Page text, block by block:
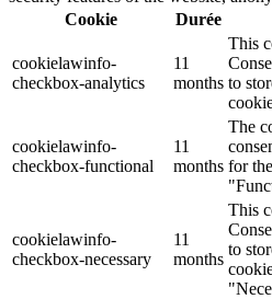
Cookie
Durée
cookielawinfo-
checkbox-analytics
11
months
This
to
cookielawinfo-
checkbox-functional
11
months
The
for
cookielawinfo-
checkbox-necessary
11
months
This
to